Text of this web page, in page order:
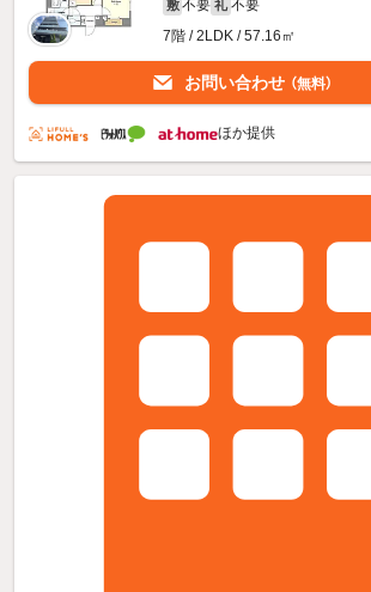
敷 不要 礼 不要
7階 / 2LDK / 57.16㎡
お問い合わせ （無料）
ほか提供